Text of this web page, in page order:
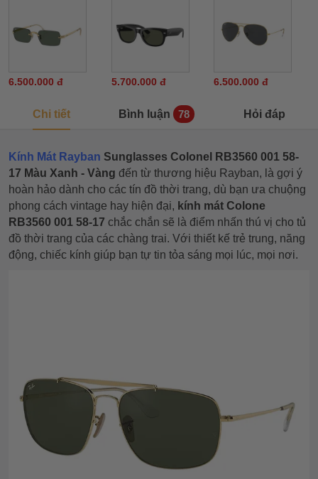
6.500.000 đ 5.700.000 đ 6.500.000 đ
Chi tiết Bình luận 78 Hỏi đáp
Kính Mát Rayban Sunglasses Colonel RB3560 001 58-
17 Màu Xanh - Vàng đến từ thương hiệu Rayban, là gợi ý
hoàn hảo dành cho các tín đồ thời trang, dù bạn ưa chuộng
phong cách vintage hay hiện đại, kính mát Colone
RB3560 001 58-17 chắc chắn sẽ là điểm nhấn thú vị cho tủ
đồ thời trang của các chàng trai. Với thiết kế trẻ trung, năng
động, chiếc kính giúp bạn tự tin tỏa sáng mọi lúc, mọi nơi.